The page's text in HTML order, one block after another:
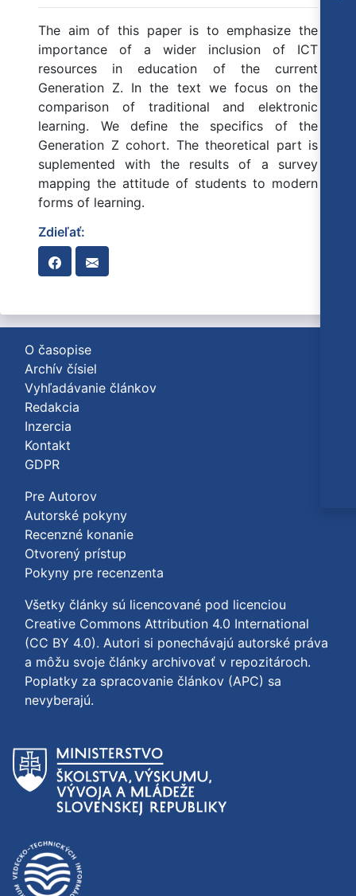
The aim of this paper is to emphasize the
importance of a wider inclusion of ICT
resources in education of the current
Generation Z. In the text we focus on the
comparison of traditional and elektronic
learning. We define the specifics of the
Generation Z cohort. The theoretical part is
suplemented with the results of a survey
mapping the attitude of students to modern
forms of learning.
Zdieľať:
O časopise
Archív čísiel
Vyhľadávanie článkov
Redakcia
Inzercia
Kontakt
GDPR
Pre Autorov
Autorské pokyny
Recenzné konanie
Otvorený prístup
Pokyny pre recenzenta
Všetky články sú licencované pod licenciou
Creative Commons Attribution 4.0 International
(CC BY 4.0). Autori si ponechávajú autorské práva
a môžu svoje články archivovať v repozitároch.
Poplatky za spracovanie článkov (APC) sa
nevyberajú.